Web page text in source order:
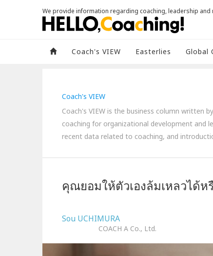
We provide information regarding coaching, leadership and
Coach's VIEW Easterlies Global
Coach's VIEW
Coach's VIEW is the business column written
coaching for organizational development and
recent data related to coaching, and
คุณยอมให้ตัวเองล้มเหลวได้ห
Sou UCHIMURA
COACH A Co., Ltd.